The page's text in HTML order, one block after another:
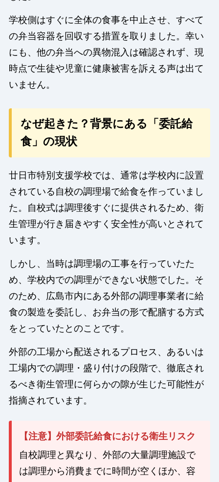
学校側はすぐに全体の食事を中止させ、すべて
の弁当容器を回収する措置を取りました。幸い
にも、他の弁当への異物混入は確認されず、現
時点で生徒や児童に健康被害を訴える声は出て
いません。
なぜ起きた？背景にある「委託給
食」の現状
廿日市特別支援学校では、通常は学校内に設置
されている自校の調理場で給食を作っていまし
た。自校式は調理後すぐに提供されるため、衛
生管理が行き届きやすく安全性が高いとされて
います。
しかし、当時は調理場の工事を行っていたた
め、学校内での調理ができない状態でした。そ
のため、広島市内にある外部の調理事業者に給
食の製造を委託し、お弁当の形で配膳する方式
をとっていたとのことです。
外部の工場から配送されるプロセス、あるいは
工場内での調理・盛り付けの段階で、徹底され
るべき衛生管理に何らかの隙が生じた可能性が
指摘されています。
【注意】外部委託給食における衛生リスク
自校調理と異なり、外部の大量調理施設で
は調理から消費までに時間が空くほか、容